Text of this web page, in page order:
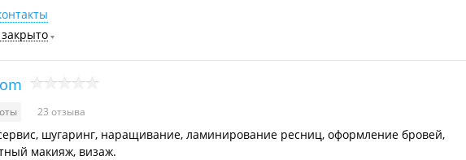
23 отзыва
шугаринг, наращивание, ламинирование ресниц, оформление бровей,
макияж, визаж.